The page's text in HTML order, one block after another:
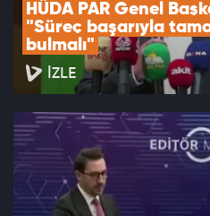
HÜDA PAR Genel
"Süreç başarıyla
bulmalı"
İZLE